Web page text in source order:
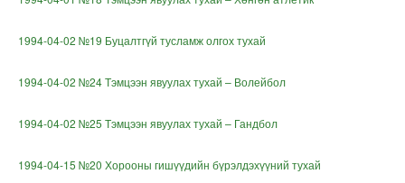
1994-04-02 №19 Буцалтгүй тусламж олгох тухай
1994-04-02 №24 Тэмцээн явуулах тухай – Волейбол
1994-04-02 №25 Тэмцээн явуулах тухай – Гандбол
1994-04-15 №20 Хорооны гишүүдийн бүрэлдэхүүний тухай